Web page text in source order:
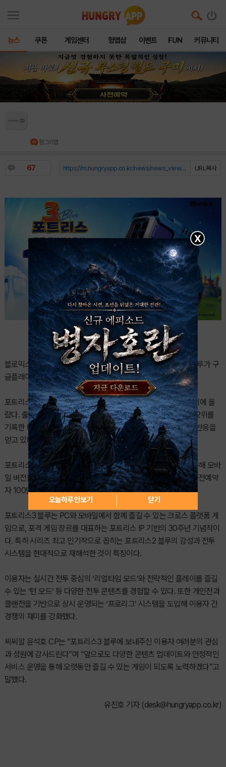
뉴스 쿠폰 게임센터 헝앱샵 이벤트 FUN 커뮤니티
헝그리앱
67 URL복사
https://m.hungryapp.co.kr/news/news_view.php?durl=YmNvZGU9b...
블로믹스는 씨씨알(CCR)이 개발한 신작 슈팅 게임 포트리스3 블루가 구
글플레이 스토어 인기 게임 순위 1위를 기록했다고 2일 밝혔다.
포트리스3 블루는 지난 1일 구글플레이 스토어 인기 게임 순위 1위에 올
랐다. 출시 하루 만인 지난달 29일 애플 앱스토어 인기 게임 순위 2위를
기록한 데 이어 구글플레이에서도 정상에 오르며 출시 초반 좋은 반응을
얻고 있다.
포트리스3 블루는 지난달 28일 구글플레이와 애플 앱스토어를 통해 모바
일 버전을 출시하고 정식 서비스를 시작했다. 특히 지난해 12월 사전예약
자 100만 명을 돌파하며 출시 전부터 높은 관심을 모은 바 있다.
포트리스3 블루는 PC와 모바일에서 함께 즐길 수 있는 크로스 플랫폼 게
임으로, 포격 게임 장르를 대표하는 포트리스 IP 기반의 30주년 기념작이
다. 특히 시리즈 최고 인기작으로 꼽히는 포트리스2 블루의 감성과 전투
시스템을 현대적으로 재해석한 것이 특징이다.
이용자는 실시간 전투 중심의 ‘리얼타임 모드’와 전략적인 플레이를 즐길
수 있는 ‘턴 모드’ 등 다양한 전투 콘텐츠를 경험할 수 있다. 또한 개인전과
클랜전을 기반으로 상시 운영되는 ‘프로리그’ 시스템을 도입해 이용자 간
경쟁의 재미를 강화했다.
씨씨알 윤석호 CP는 “포트리스3 블루에 보내주신 이용자 여러분의 관심
과 성원에 감사드린다”며 “앞으로도 다양한 콘텐츠 업데이트와 안정적인
서비스 운영을 통해 오랫동안 즐길 수 있는 게임이 되도록 노력하겠다”고
말했다.
유진호 기자 (desk@hungryapp.co.kr)
X
오늘하루 안보기 닫기